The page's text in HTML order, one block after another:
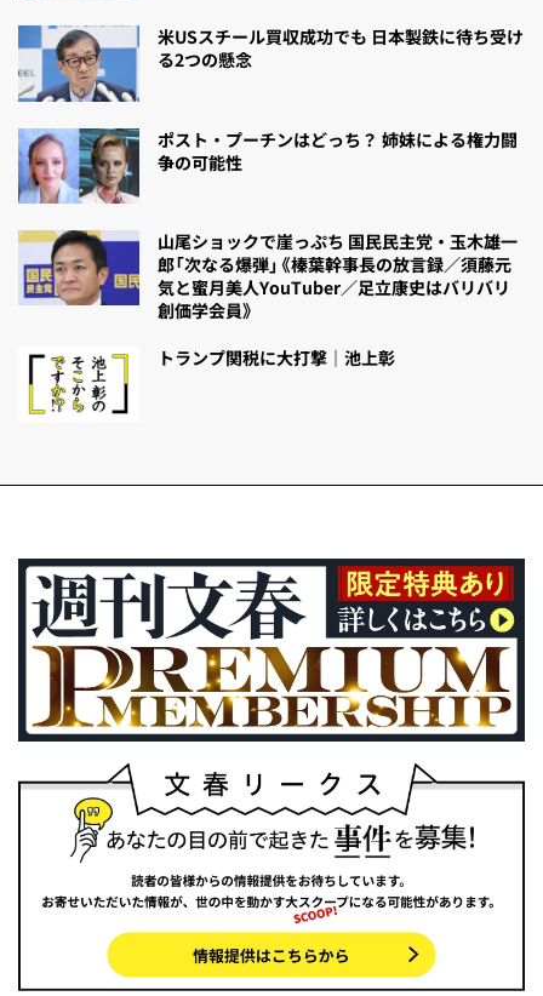
米USスチール買収成功でも 日本製鉄に待ち受け
る2つの懸念
ポスト・プーチンはどっち？ 姉妹による権力闘
争の可能性
山尾ショックで崖っぷち 国民民主党・玉木雄一
郎「次なる爆弾」《榛葉幹事長の放言録／須藤元
気と蜜月美人YouTuber／足立康史はバリバリ
創価学会員》
トランプ関税に大打撃｜池上彰